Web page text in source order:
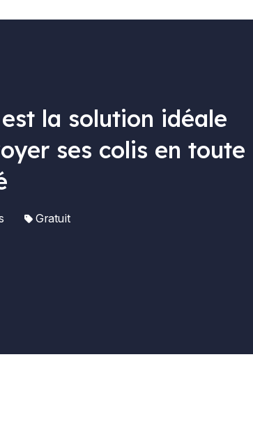
la solution idéale
ses colis en toute
Gratuit